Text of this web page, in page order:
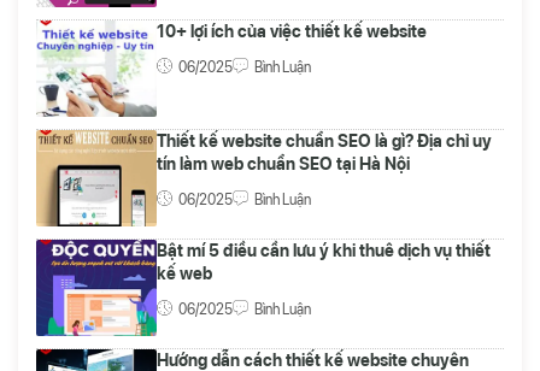
10+ lợi ích của việc thiết kế website
06/2025 Bình Luận
Thiết kế website chuẩn SEO là gì? Địa chỉ uy
tín làm web chuẩn SEO tại Hà Nội
06/2025 Bình Luận
Bật mí 5 điều cần lưu ý khi thuê dịch vụ thiết
kế web
06/2025 Bình Luận
Hướng dẫn cách thiết kế website chuyên